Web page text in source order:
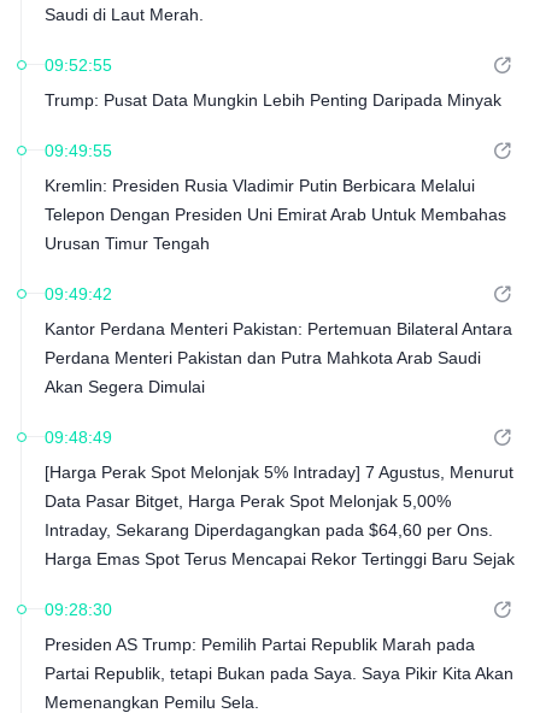
Saudi di Laut Merah.
09:52:55
Trump: Pusat Data Mungkin Lebih Penting Daripada Minyak
09:49:55
Kremlin: Presiden Rusia Vladimir Putin Berbicara Melalui
Telepon Dengan Presiden Uni Emirat Arab Untuk Membahas
Urusan Timur Tengah
09:49:42
Kantor Perdana Menteri Pakistan: Pertemuan Bilateral Antara
Perdana Menteri Pakistan dan Putra Mahkota Arab Saudi
Akan Segera Dimulai
09:48:49
[Harga Perak Spot Melonjak 5% Intraday] 7 Agustus, Menurut
Data Pasar Bitget, Harga Perak Spot Melonjak 5,00%
Intraday, Sekarang Diperdagangkan pada $64,60 per Ons.
Harga Emas Spot Terus Mencapai Rekor Tertinggi Baru Sejak
09:28:30
Presiden AS Trump: Pemilih Partai Republik Marah pada
Partai Republik, tetapi Bukan pada Saya. Saya Pikir Kita Akan
Memenangkan Pemilu Sela.